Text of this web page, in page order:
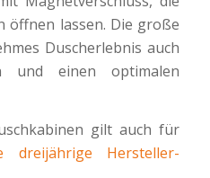
öffnen lassen. Die große
Duscherlebnis auch
und einen optimalen
gilt auch für
dreijährige Hersteller-